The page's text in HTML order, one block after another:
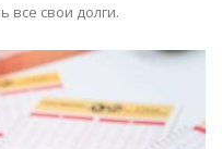
все свои долги.